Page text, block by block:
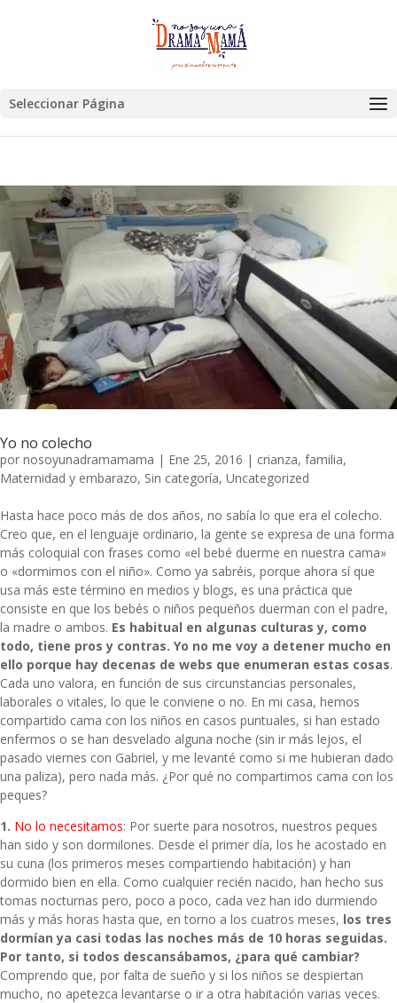
Seleccionar Página
Yo no colecho
por nosoyunadramamama | Ene 25, 2016 | crianza, familia,
Maternidad y embarazo, Sin categoría, Uncategorized
Hasta hace poco más de dos años, no sabía lo que era el colecho.
Creo que, en el lenguaje ordinario, la gente se expresa de una forma
más coloquial con frases como «el bebé duerme en nuestra cama»
o «dormimos con el niño». Como ya sabréis, porque ahora sí que
usa más este término en medios y blogs, es una práctica que
consiste en que los bebés o niños pequeños duerman con el padre,
la madre o ambos. Es habitual en algunas culturas y, como
todo, tiene pros y contras. Yo no me voy a detener mucho en
ello porque hay decenas de webs que enumeran estas cosas.
Cada uno valora, en función de sus circunstancias personales,
laborales o vitales, lo que le conviene o no. En mi casa, hemos
compartido cama con los niños en casos puntuales, si han estado
enfermos o se han desvelado alguna noche (sin ir más lejos, el
pasado viernes con Gabriel, y me levanté como si me hubieran dado
una paliza), pero nada más. ¿Por qué no compartimos cama con los
peques?
1. No lo necesitamos: Por suerte para nosotros, nuestros peques
han sido y son dormilones. Desde el primer día, los he acostado en
su cuna (los primeros meses compartiendo habitación) y han
dormido bien en ella. Como cualquier recién nacido, han hecho sus
tomas nocturnas pero, poco a poco, cada vez han ido durmiendo
más y más horas hasta que, en torno a los cuatros meses, los tres
dormían ya casi todas las noches más de 10 horas seguidas.
Por tanto, si todos descansábamos, ¿para qué cambiar?
Comprendo que, por falta de sueño y si los niños se despiertan
mucho, no apetezca levantarse o ir a otra habitación varias veces.